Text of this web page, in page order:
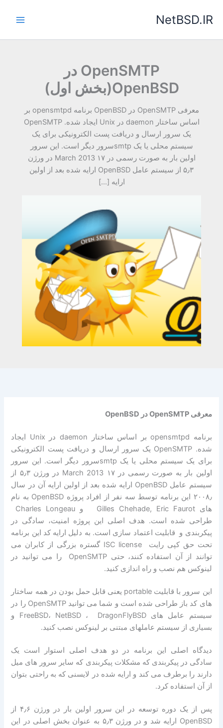
NetBSD.IR
OpenSMTP در
OpenBSD(بخش اول)
معرفی OpenSMTP در OpenBSD برنامه opensmtpd بر
اساس ساختار daemon در Unix ایجاد شده. OpenSMTP
یک سرور ارسال و دریافت پست الکترونیکی برای یک
سیستم محلی یا یک smtpسرور دیگر است. این سرور
اولین بار به صورت رسمی در ۱۷ March 2013 در ورژن
۵٫۳ از سیستم عامل OpenBSD ارایه شده بعد از اولین
ارایه […]
معرفیOpenSMTPدر OpenBSD
برنامه opensmtpd بر اساس ساختار daemon در Unix ایجاد
شده. OpenSMTP یک سرور ارسال و دریافت پست الکترونیکی
برای یک سیستم محلی یا یک smtpسرور دیگر است. این سرور
اولین بار به صورت رسمی در ۱۷ March 2013 در ورژن ۵٫۳ از
سیستم عامل OpenBSD ارایه شده بعد از اولین ارایه آن در سال
۲۰۰۸٫ این برنامه توسط سه نفر از افراد پروژه OpenBSD به نام
طراحی شده است. هدف اصلی این پروژه امنیت، سادگی در
پیکربندی و قابلیت اعتماد سازی است. به دلیل ارایه کد این برنامه
تحت حق کپی رایت ISC license گستره بزرگی از کابران می
توانند از آن استفاده کنند، حتی OpenSMTP را می توانید در
لینوکس هم نصب و راه اندازی کنید.
این سرور با قابلیت portable یعنی قابل حمل بودن در همه ساختار
های کد باز طراحی شده است و شما می توانید OpenSMTP را در
سیستم عامل های FreeBSD، NetBSD ، DragonFlyBSD و
بسیاری از سیستم عاملهای مبتنی بر لینوکس نصب کنید.
دیدگاه اصلی این برنامه در دو هدف اصلی استوار است یک
سادگی در پیکربندی که مشکلات پیکربندی که سایر سرور های میل
دارند را برطرف می کند و ارایه شده در لایسنی که به راحتی بتوان
از آن استفاده کرد.
پس از یک دوره توسعه در این سرور اولین بار در ورژن ۴٫۶ از
OpenBSD ارایه شد و در ورژن ۵٫۳ به عنوان بخش اصلی در این